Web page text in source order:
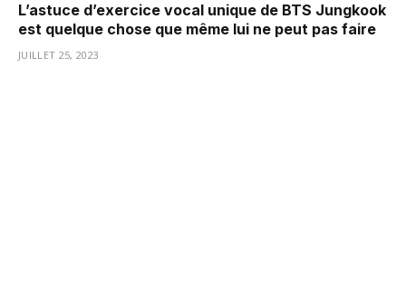
L’astuce d’exercice vocal unique de BTS Jungkook
est quelque chose que même lui ne peut pas faire
JUILLET 25, 2023